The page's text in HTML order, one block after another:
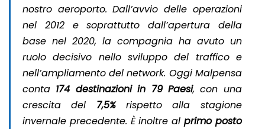
nostro aeroporto. Dall’avvio delle operazioni
nel 2012 e soprattutto dall’apertura della
base nel 2020, la compagnia ha avuto un
ruolo decisivo nello sviluppo del traffico e
nell’ampliamento del network. Oggi Malpensa
conta 174 destinazioni in 79 Paesi, con una
crescita del 7,5%rispetto alla stagione
invernale precedente. È inoltre alprimo posto